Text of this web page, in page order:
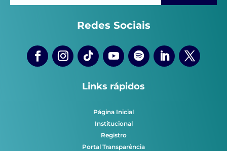
Redes Sociais
Links rápidos
Página Inicial
Institucional
Registro
Portal Transparência